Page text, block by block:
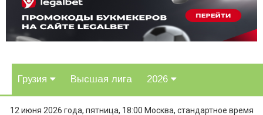
Грузия Высшая лига 2026
12 июня 2026 года, пятница, 18:00 Москва, стандартное время